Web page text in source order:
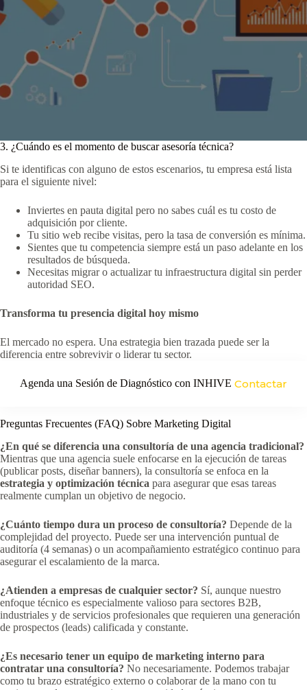
3. ¿Cuándo es el momento de buscar asesoría técnica?
Si te identificas con alguno de estos escenarios, tu empresa está lista
para el siguiente nivel:
Inviertes en pauta digital pero no sabes cuál es tu costo de
adquisición por cliente.
Tu sitio web recibe visitas, pero la tasa de conversión es mínima.
Sientes que tu competencia siempre está un paso adelante en los
resultados de búsqueda.
Necesitas migrar o actualizar tu infraestructura digital sin perder
autoridad SEO.
Transforma tu presencia digital hoy mismo
El mercado no espera. Una estrategia bien trazada puede ser la
diferencia entre sobrevivir o liderar tu sector.
Agenda una Sesión de Diagnóstico con INHIVE Contactar
Preguntas Frecuentes (FAQ) Sobre Marketing Digital
¿En qué se diferencia una consultoría de una agencia tradicional?
Mientras que una agencia suele enfocarse en la ejecución de tareas
(publicar posts, diseñar banners), la consultoría se enfoca en la
estrategia y optimización técnica para asegurar que esas tareas
realmente cumplan un objetivo de negocio.
¿Cuánto tiempo dura un proceso de consultoría? Depende de la
complejidad del proyecto. Puede ser una intervención puntual de
auditoría (4 semanas) o un acompañamiento estratégico continuo para
asegurar el escalamiento de la marca.
¿Atienden a empresas de cualquier sector? Sí, aunque nuestro
enfoque técnico es especialmente valioso para sectores B2B,
industriales y de servicios profesionales que requieren una generación
de prospectos (leads) calificada y constante.
¿Es necesario tener un equipo de marketing interno para
contratar una consultoría? No necesariamente. Podemos trabajar
como tu brazo estratégico externo o colaborar de la mano con tu